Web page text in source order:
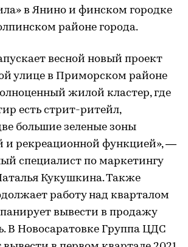
в Янино и финском городке
районе города.
весной новый проект
улице в Приморском районе
жилой кластер, где
есть стрит-ритейл,
большие зеленые зоны
и рекреационной функцией», —
специалист по маркетингу
Кукушкина. Также
работу над кварталом
панирует вывести в продажу
В Новосаратовке Группа ЦДС